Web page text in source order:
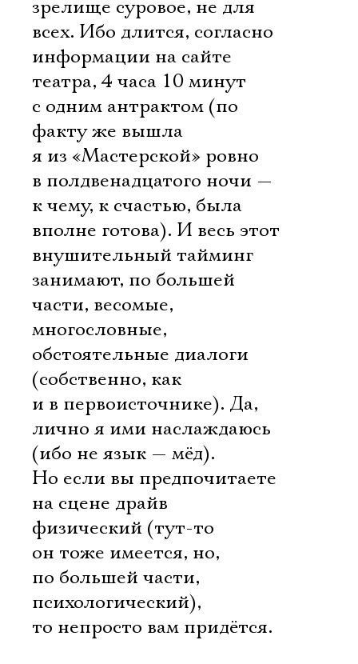
зрелище суровое, не для
всех. Ибо длится, согласно
информации на сайте
театра, 4 часа 10 минут
с одним антрактом (по
факту же вышла
я из «Мастерской» ровно
в полдвенадцатого ночи —
к чему, к счастью, была
вполне готова). И весь этот
внушительный тайминг
занимают, по большей
части, весомые,
многословные,
обстоятельные диалоги
(собственно, как
и в первоисточнике). Да,
лично я ими наслаждаюсь
(ибо не язык — мёд).
Но если вы предпочитаете
на сцене драйв
физический (тут-то
он тоже имеется, но,
по большей части,
психологический),
то непросто вам придётся.